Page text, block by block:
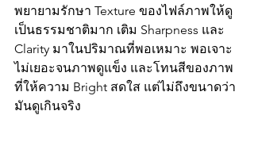
พยายามรักษา Texture ของไฟล์ภาพให้ดู
เป็นธรรมชาติมาก เติม Sharpness และ
Clarity มาในปริมาณที่พอเหมาะ พอเจาะ
ไม่เยอะจนภาพดูแข็ง และโทนสีของภาพ
ที่ให้ความ Bright สดใส แต่ไม่ถึงขนาดว่า
มันดูเกินจริง